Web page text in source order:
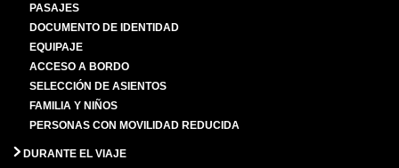
PASAJES
DOCUMENTO DE IDENTIDAD
EQUIPAJE
ACCESO A BORDO
SELECCIÓN DE ASIENTOS
FAMILIA Y NIÑOS
PERSONAS CON MOVILIDAD REDUCIDA
DURANTE EL VIAJE